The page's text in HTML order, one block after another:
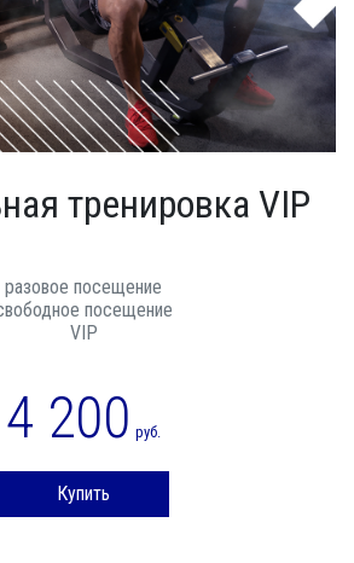
тренировка VIP
разовое посещение
посещение
VIP
4 200 руб.
Купить